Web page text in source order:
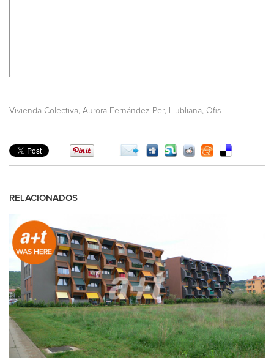
Vivienda Colectiva Aurora Fernández Per Liubliana Ofis
RELACIONADOS